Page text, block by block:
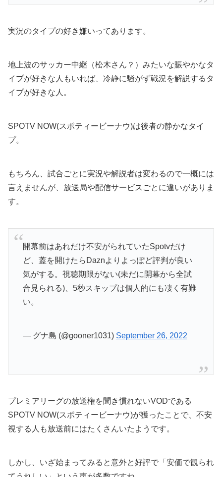
実況のタイプの好き嫌いってあります。
地上波のサッカー中継（松木さん？）みたいな賑やかなタ
イプが好きな人もいれば、冷静に騒がず戦況を解説するタ
イプが好きな人。
SPOTV NOW(スポティービーナウ)は後者の静かなタイ
プ。
もちろん、試合ごとに実況や解説者は変わるので一概には
言えませんが、放送局や配信サービスごとに違いがありま
す。
開幕前はあれだけ不安がられていたSpotvだけ
ど、蓋を開けたらDaznよりよっぽど評判が良い
気がする。視聴期限がない(未だに開幕から全試
合見られる)、5秒スキップは個人的にも凄く有難
い。
— グナ島 (@gooner1031) September 26, 2022
プレミアリーグの放送権を聞き慣れないVODである
SPOTV NOW(スポティービーナウ)が獲ったことで、不安
視する人も放送前にはたくさんいたようです。
しかし、いざ始まってみると意外と好評で「安価で観られ